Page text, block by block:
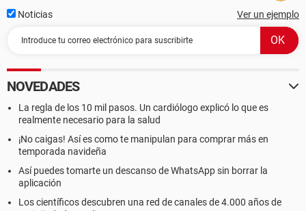
Noticias Ver un ejemplo
NOVEDADES
La regla de los 10 mil pasos. Un cardiólogo explicó lo que es
realmente necesario para la salud
¡No caigas! Así es como te manipulan para comprar más en
temporada navideña
Así puedes tomarte un descanso de WhatsApp sin borrar la
aplicación
Los científicos descubren una red de canales de 4.000 años de